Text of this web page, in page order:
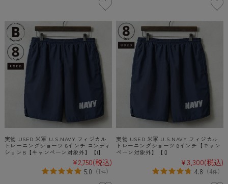
実物 USED 米軍 U.S.NAVY フィジカル
トレーニングショーツ 8インチ コンディ
ションB【キャンペーン対象外】【I】
¥2,750(税込)
5.0 （1件）
実物 USED 米軍 U.S.NAVY フィジカル
トレーニングショーツ 8インチ【キャン
ペーン対象外】【I】
¥3,300(税込)
4.8 （4件）